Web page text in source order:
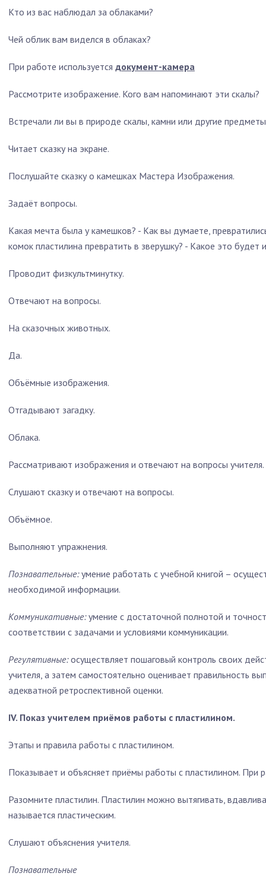
Кто из вас наблюдал за облаками?
Чей облик вам виделся в облаках?
При работе используется документ-камера
Рассмотрите изображение. Кого вам напоминают эти скалы?
Встречали ли вы в природе скалы, камни или другие
Читает сказку на экране.
Послушайте сказку о камешках Мастера Изображения.
Задаёт вопросы.
Какая мечта была у камешков? - Как вы думаете,
комок пластилина превратить в зверушку? - Какое это будет
Проводит физкультминутку.
Отвечают на вопросы.
На сказочных животных.
Да.
Объёмные изображения.
Отгадывают загадку.
Облака.
Рассматривают изображения и отвечают на вопросы учителя.
Слушают сказку и отвечают на вопросы.
Объёмное.
Выполняют упражнения.
Познавательные:умение работать с учебной книгой –
необходимой информации.
Коммуникативные:умение с достаточной полнотой и
соответствии с задачами и условиями коммуникации.
Регулятивные:осуществляет пошаговый контроль своих
учителя, а затем самостоятельно оценивает правильность
адекватной ретроспективной оценки.
IV. Показ учителем приёмов работы с пластилином.
Этапы и правила работы с пластилином.
Показывает и объясняет приёмы работы с пластилином. При
Разомните пластилин. Пластилин можно вытягивать,
называется пластическим.
Слушают объяснения учителя.
Познавательные